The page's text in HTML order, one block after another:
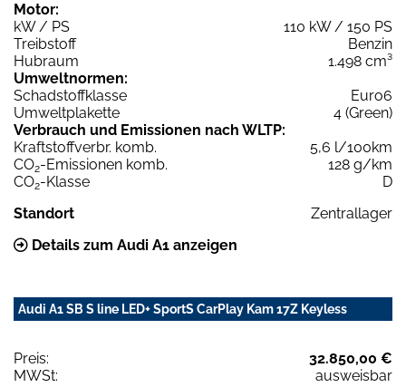
Motor:
kW / PS
110 kW / 150 PS
Treibstoff
Benzin
Hubraum
1.498 cm³
Umweltnormen:
Schadstoffklasse
Euro6
Umweltplakette
4 (Green)
Verbrauch und Emissionen nach WLTP:
Kraftstoffverbr. komb.
5,6 l/100km
CO2-Emissionen komb.
128 g/km
CO2-Klasse
D
Standort
Zentrallager
Details zum Audi A1 anzeigen
Audi A1 SB S line LED+ SportS CarPlay Kam 17Z Keyless
Preis:
32.850,00 €
MWSt:
ausweisbar